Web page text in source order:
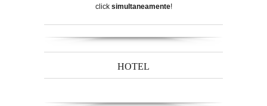
click simultaneamente!
HOTEL